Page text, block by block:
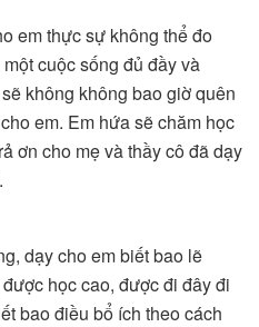
em thực sự không thể đo
cuộc sống đủ đầy và
không không bao giờ quên
em. Em hứa sẽ chăm học
ơn cho mẹ và thầy cô đã dạy
dạy cho em biết bao lẽ
học cao, được đi đây đi
bao điều bổ ích theo cách